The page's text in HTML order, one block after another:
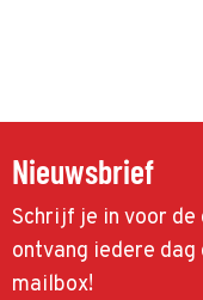
Nieuwsbrief
Schrijf je in voor
ontvang iedere
mailbox!